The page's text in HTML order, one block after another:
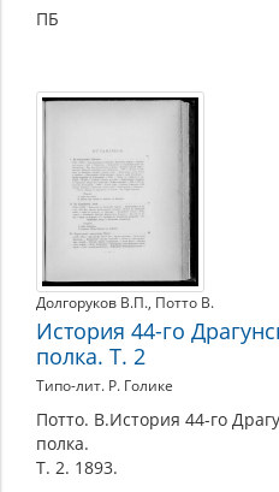
ПБ
Долгоруков В.П., Потто В.
История 44-го
полка. Т. 2
Типо-лит. Р. Голике
Потто. В.История 44-го
полка.
Т. 2. 1893.